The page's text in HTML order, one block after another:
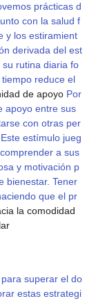
prácticas d
con la salud f
y los estiramient
derivada del est
rutina diaria fo
reduce el
de apoyo Por
apoyo entre sus
con otras per
estímulo jueg
a sus
y motivación p
bienestar. Tener
que el pr
la comodidad
superar el do
estas estrategi